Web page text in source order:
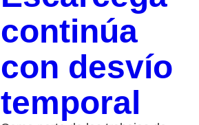
continúa
con desvío
temporal